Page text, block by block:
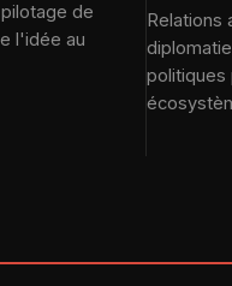
de
l'idée au
Relations
politiques